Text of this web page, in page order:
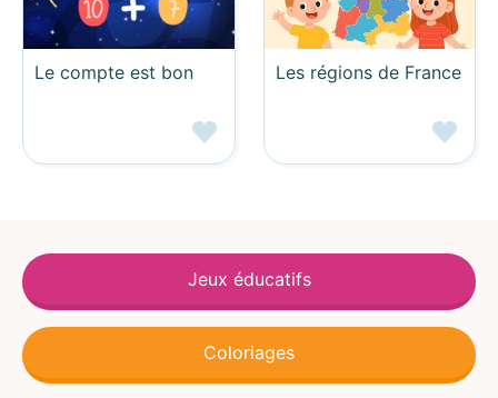
Le compte est bon Les régions de France
Jeux éducatifs
Coloriages